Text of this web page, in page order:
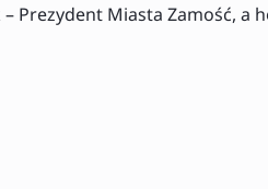
Prezydent Miasta Zamość, a